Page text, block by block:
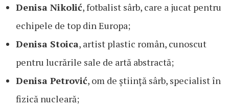
Denisa Nikolić, fotbalist sârb, care a jucat pentru
echipele de top din Europa;
Denisa Stoica, artist plastic român, cunoscut
pentru lucrările sale de artă abstractă;
Denisa Petrović, om de știință sârb, specialist în
fizică nucleară;